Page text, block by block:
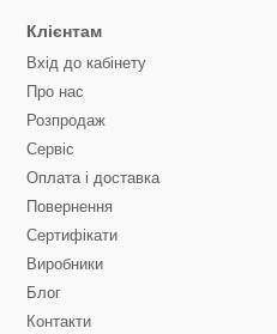
Клієнтам
Вхід до кабінету
Про нас
Розпродаж
Сервіс
Оплата і доставка
Повернення
Сертифікати
Виробники
Блог
Контакти